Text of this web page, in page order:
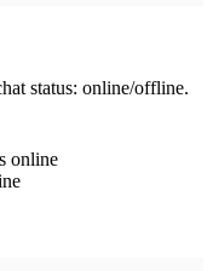
status: online/offline.
online